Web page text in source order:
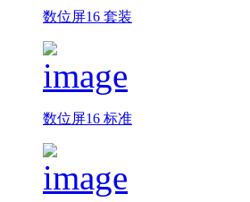
数位屏16 套装
数位屏16 标准